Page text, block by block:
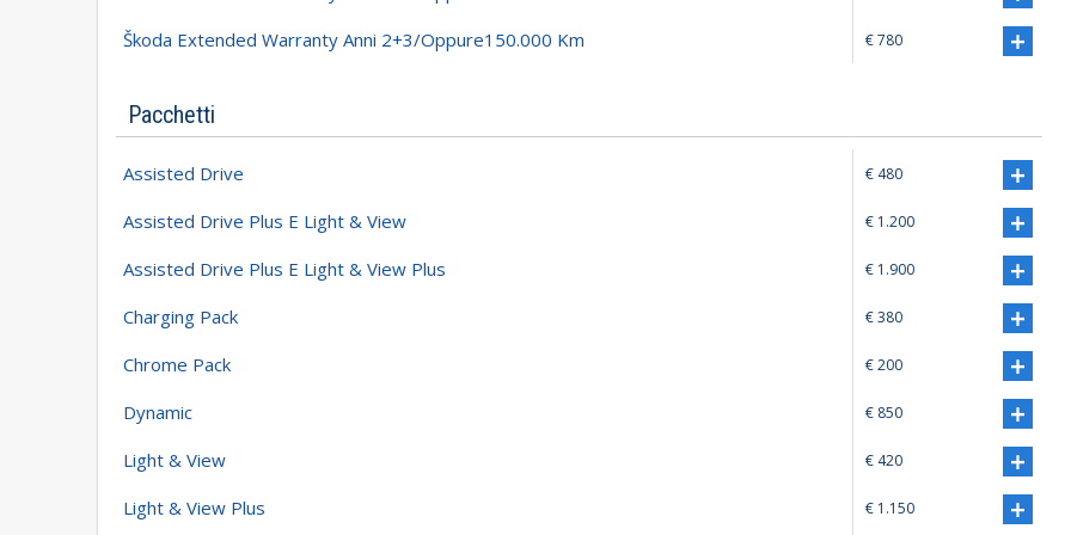
Škoda Extended Warranty Anni 2+3/oppure150.000 Km € 780
Pacchetti
Assisted Drive € 480
Assisted Drive Plus E Light & View € 1.200
Assisted Drive Plus E Light & View Plus € 1.900
Charging Pack € 380
Chrome Pack € 200
Dynamic € 850
Light & View € 420
Light & View Plus € 1.150